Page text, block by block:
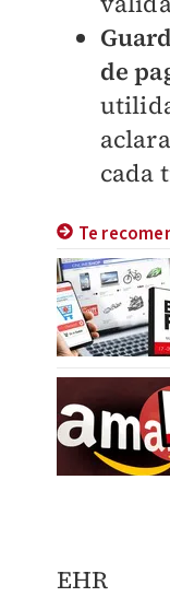
de
cada
Te
​EHR